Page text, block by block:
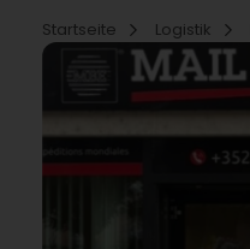
Startseite
Logistik